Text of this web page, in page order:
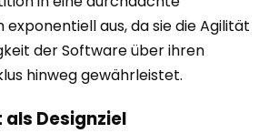
aus, da sie die Agilität
der Software über ihren
hinweg gewährleistet.
als Designziel